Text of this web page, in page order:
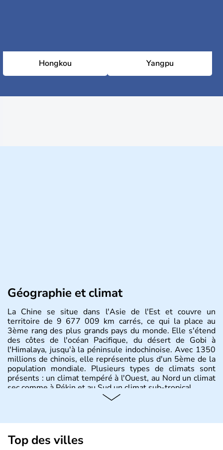
Hongkou Yangpu
Géographie et climat
La Chine se situe dans l'Asie de l'Est et couvre un
territoire de 9 677 009 km carrés, ce qui la place au
3ème rang des plus grands pays du monde. Elle s'étend
des côtes de l'océan Pacifique, du désert de Gobi à
l'Himalaya, jusqu'à la péninsule indochinoise. Avec 1350
millions de chinois, elle représente plus d'un 5ème de la
population mondiale. Plusieurs types de climats sont
présents : un climat tempéré à l'Ouest, au Nord un climat
sec comme à Pékin et au Sud un climat sub-tropical.
La civilisation chinoise est l'une des plus anciennes et son
histoire a été nourrie d'une succession de nombreuses
dynasties. La dynastie Qing a été la dernière à régner
Top des villes